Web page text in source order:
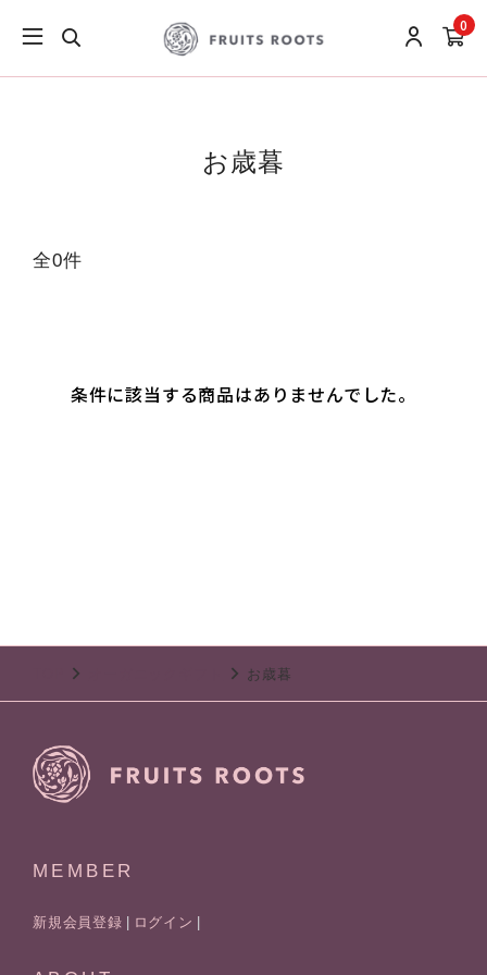
0
お歳暮
全0件
条件に該当する商品はありませんでした。
お歳暮
MEMBER
新規会員登録 ログイン